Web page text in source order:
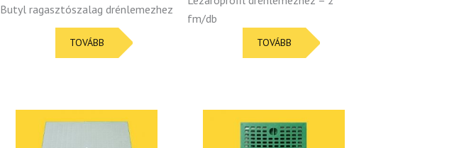
Butyl ragasztószalag drénlemezhez
TOVÁBB
fm/db
TOVÁBB